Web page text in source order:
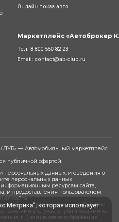
которая использует
Онлайн показ авто
Маркетплейс «Автоброкер
Тел. 8 800 550-82-23
Email: contact@ab-club.ru
— Автомобильный маркетплейс
публичной офертой.
персональных данных, и сведения о
персональных данных
ресурсам сайта,
и предоставления пользователем
сайта
данных, разрешенных субъектом
в случае опубликования на
и (или) видеоизображения